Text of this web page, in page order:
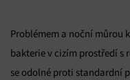
Problémem a noční můrou
bakterie v cizím prostředí
se odolné proti standardní